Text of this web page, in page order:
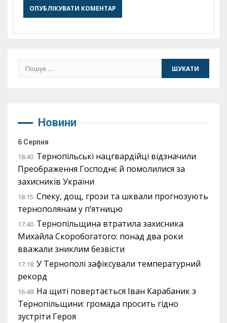
Пошук:
Новини
6 Серпня
18:40 Тернопільські нацгвардійці відзначили
Преображення Господнє й помолилися за
захисників України
18:15 Спеку, дощ, грози та шквали прогнозують
тернополянам у п’ятницю
17:40 Тернопільщина втратила захисника
Михайла Скоробогатого: понад два роки
вважали зниклим безвісти
17:18 У Тернополі зафіксували температурний
рекорд
16:48 На щиті повертається Іван Карабаник з
Тернопільщини: громада просить гідно
зустріти Героя